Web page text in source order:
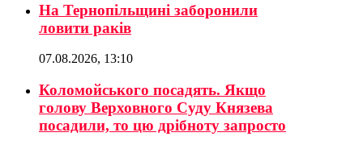
На Тернопільщині заборонили
ловити раків
07.08.2026, 13:10
Коломойського посадять. Якщо
голову Верховного Суду Князева
посадили, то цю дрібноту запросто